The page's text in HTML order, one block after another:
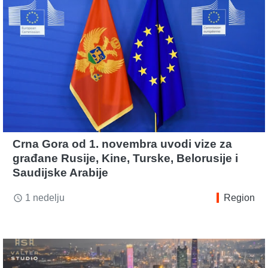
Crna Gora od 1. novembra uvodi vize za
građane Rusije, Kine, Turske, Belorusije i
Saudijske Arabije
access_time 1 nedelju Region